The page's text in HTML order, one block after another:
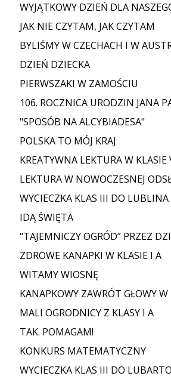
WYJĄTKOWY DZIEŃ DLA
JAK NIE CZYTAM, JAK CZYTAM
BYLIŚMY W CZECHACH I W
DZIEŃ DZIECKA
PIERWSZAKI W ZAMOŚCIU
106. ROCZNICA URODZIN JANA
"SPOSÓB NA ALCYBIADESA"
POLSKA TO MÓJ KRAJ
KREATYWNA LEKTURA W KLASIE
LEKTURA W NOWOCZESNEJ
WYCIECZKA KLAS III DO LUBLINA
IDĄ ŚWIĘTA
“TAJEMNICZY OGRÓD” PRZEZ
ZDROWE KANAPKI W KLASIE I A
WITAMY WIOSNĘ
KANAPKOWY ZAWRÓT GŁOWY W
MALI OGRODNICY Z KLASY I A
TAK. POMAGAM!
KONKURS MATEMATYCZNY
WYCIECZKA KLAS III DO